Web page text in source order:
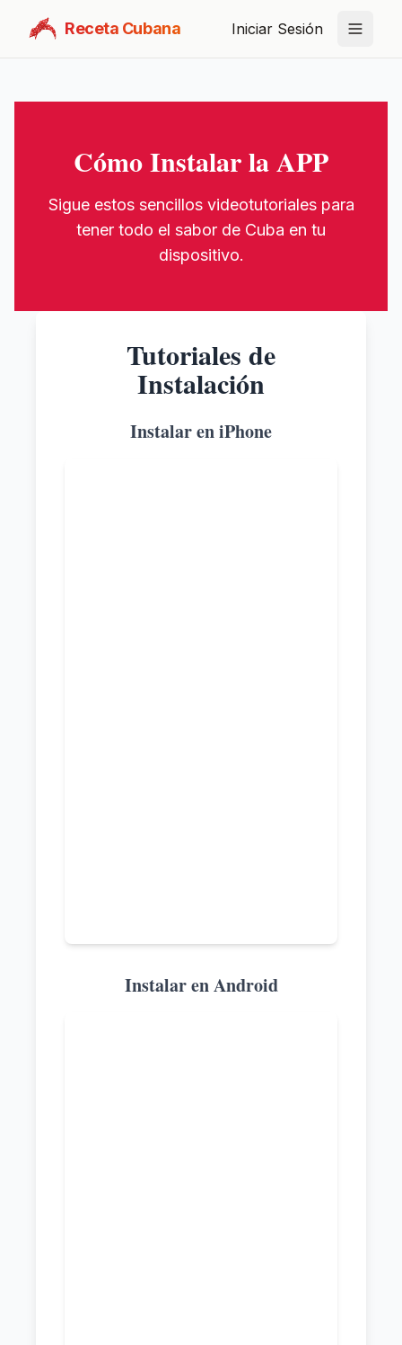
Receta Cubana Iniciar Sesión
Cómo Instalar la APP
Sigue estos sencillos videotutoriales para
tener todo el sabor de Cuba en tu
dispositivo.
Tutoriales de
Instalación
Instalar en iPhone
Instalar en Android